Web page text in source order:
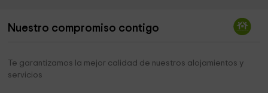
Fervenza Do Zarzo 4,9 km
San Manded
Nuestro compromiso contigo
Te garantizamos la mejor calidad de nuestros alojamientos y
servicios